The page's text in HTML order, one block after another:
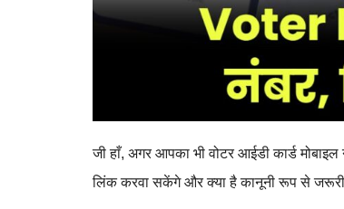
जी हाँ, अगर आपका भी वोटर आईडी कार्ड
लिंक करवा सकेंगे और क्या है कानूनी रूप से जरूरी